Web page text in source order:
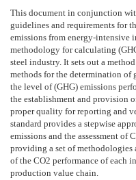
This document in conjunction
guidelines and requirements for
emissions from energy-intensive
methodology for calculating
steel industry. It sets out a
methods for the determination of
the level of (GHG) emissions
the establishment and provision
proper quality for reporting and
standard provides a stepwise
emissions and the assessment of
providing a set of methodologies
of the CO2 performance of each
production value chain.